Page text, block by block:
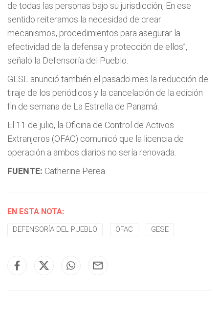
de todas las personas bajo su jurisdicción, En ese
sentido reiteramos la necesidad de crear
mecanismos, procedimientos para asegurar la
efectividad de la defensa y protección de ellos”,
señaló la Defensoría del Pueblo.
GESE anunció también el pasado mes la reducción de
tiraje de los periódicos y la cancelación de la edición
fin de semana de La Estrella de Panamá.
El 11 de julio, la Oficina de Control de Activos
Extranjeros (OFAC) comunicó que la licencia de
operación a ambos diarios no sería renovada.
FUENTE: Catherine Perea
EN ESTA NOTA:
DEFENSORÍA DEL PUEBLO OFAC GESE